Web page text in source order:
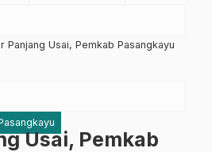
Panjang Usai, Pemkab Pasangkayu
Usai, Pemkab